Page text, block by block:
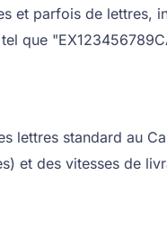
et parfois de
que
lettres standard au
et des vitesses de